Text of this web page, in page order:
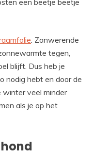
een beetje beetje
. Zonwerende
tegen,
blijft. Dus heb je
nodig hebt en door de
winter veel minder
als je op het